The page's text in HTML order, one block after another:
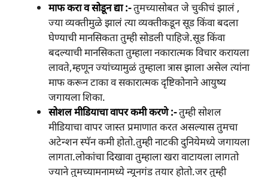
माफ करा व सोडून द्या :-तुमच्यासोबत जे चुकीचं झालं ,
ज्या व्यक्तीमुळे झालं त्या व्यक्तीकडून सूड किंवा बदला
घेण्याची मानसिकता तुम्ही सोडली पाहिजे.सूड किंवा
बदल्याची मानसिकता तुम्हाला नकारात्मक विचार करायला
लावते,म्हणून ज्यांच्यामुळं तुम्हाला त्रास झाला असेल त्यांना
माफ करून टाका व सकारात्मक दृष्टिकोनाने आयुष्य
जगायला शिका.
सोशल मीडियाचा वापर कमी करणे :-तुम्ही सोशल
मीडियाचा वापर जास्त प्रमाणात करत असल्यास तुमचा
अटेन्शन स्पॅन कमी होतो.तुम्ही नाटकी दुनियेमध्ये जगायला
लागता.लोकांचा दिखावा तुम्हाला खरा वाटायला लागतो
ज्याने तुमच्यामनामध्ये न्यूनगंड तयार होतो.जर तुम्ही